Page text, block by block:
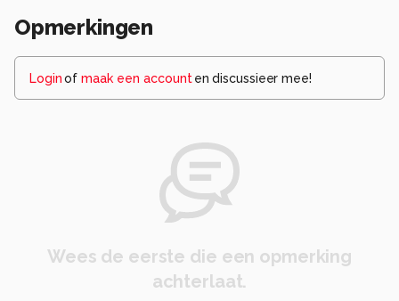
Opmerkingen
Loginof maak een account en discussieer mee!
Wees de eerste die een opmerking
achterlaat.